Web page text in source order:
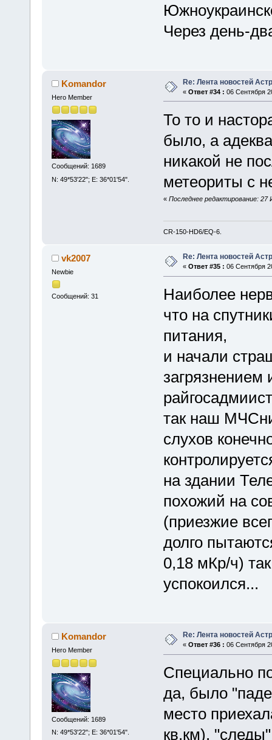
Через день-
Komandor
Hero Member
Сообщений: 1689
N: 49*53'22"; E: 36*01'54".
Re: Лента новостей
« Ответ #34 : 06 Сентября
То то и
было, а
никакой не
метеориты с
« Последнее редактирование: 27
CR-150-HD6/EQ-6.
vk2007
Newbie
Сообщений: 31
Re: Лента новостей
« Ответ #35 : 06 Сентября
Наиболее
что на
питания,
и начали
так наш
слухов
на здании
похожий на
(приезжие
долго
0,18 мКр/ч)
успокоился...
Komandor
Hero Member
Сообщений: 1689
N: 49*53'22"; E: 36*01'54".
Re: Лента новостей
« Ответ #36 : 06 Сентября
Специально
да, было
место
кв.км).